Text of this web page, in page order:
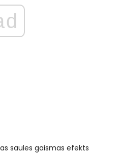
saules gaismas efekts